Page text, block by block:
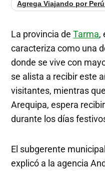
Agrega Viajando por
La provincia deTarma,
caracteriza como una
donde se vive con
se alista a recibir este
visitantes, mientras
Arequipa, espera
durante los días
El subgerente
explicó a la agencia